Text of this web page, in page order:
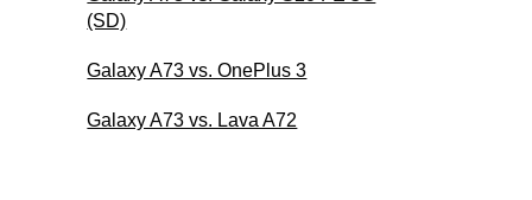
(SD)
Galaxy A73 vs. OnePlus 3
Galaxy A73 vs. Lava A72